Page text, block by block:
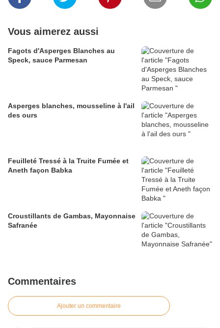
Vous aimerez aussi
Fagots d'Asperges Blanches au
Speck, sauce Parmesan
Asperges blanches, mousseline à l'ail
des ours
Feuilleté Tressé à la Truite Fumée et
Aneth façon Babka
Croustillants de Gambas, Mayonnaise
Safranée
Commentaires
Ajouter un commentaire